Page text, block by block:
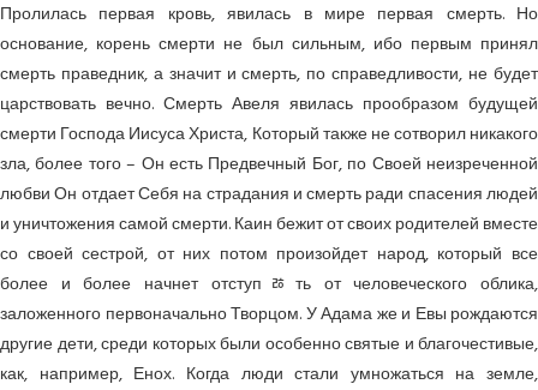
Пролилась первая кровь, явилась в мире первая смерть. Но
основание, корень смерти не был сильным, ибо первым принял
смерть праведник, а значит и смерть, по справедливости, не будет
царствовать вечно. Смерть Авеля явилась прообразом будущей
смерти Господа Иисуса Христа, Который также не сотворил никакого
зла, более того – Он есть Предвечный Бог, по Своей неизреченной
любви Он отдает Себя на страдания и смерть ради спасения людей
и уничтожения самой смерти. Каин бежит от своих родителей вместе
со своей сестрой, от них потом произойдет народ, который все
более и более начнет отступﾰть от человеческого облика,
заложенного первоначально Творцом. У Адама же и Евы рождаются
другие дети, среди которых были особенно святые и благочестивые,
как, например, Енох. Когда люди стали умножаться на земле,